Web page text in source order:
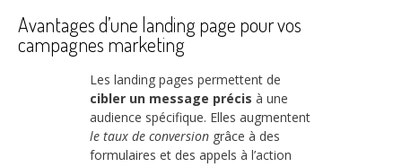
Avantages d’une landing page pour vos
campagnes marketing
Les landing pages permettent de
cibler un message précis à une
audience spécifique. Elles augmentent
le taux de conversion grâce à des
formulaires et des appels à l’action